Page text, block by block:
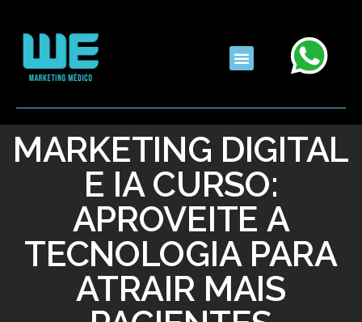
MARKETING DIGITAL
E IA CURSO:
APROVEITE A
TECNOLOGIA PARA
ATRAIR MAIS